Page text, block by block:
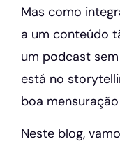
Mas como
a um conteúdo
um podcast
está no
boa
Neste blog,